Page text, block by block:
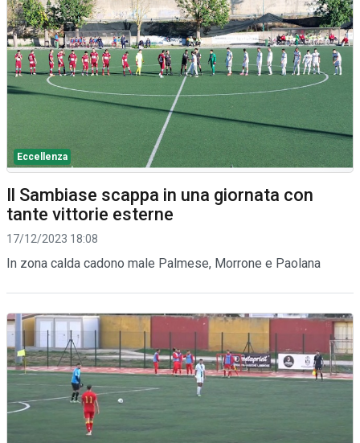
Eccellenza
Il Sambiase scappa in una giornata con
tante vittorie esterne
17/12/2023 18:08
In zona calda cadono male Palmese, Morrone e Paolana